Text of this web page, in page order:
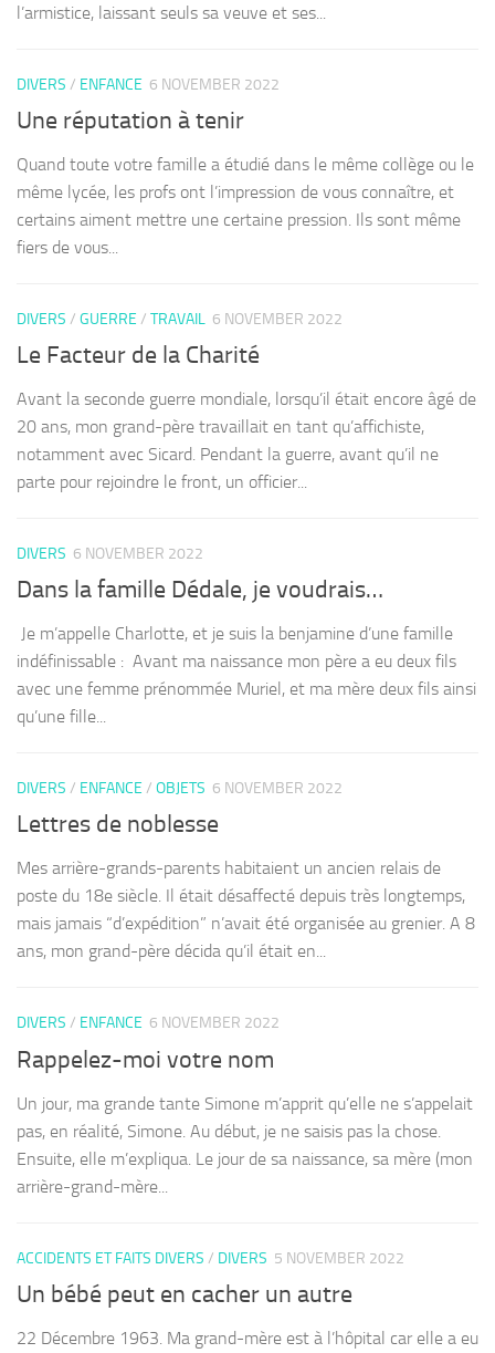
l’armistice, laissant seuls sa veuve et ses...
DIVERS / ENFANCE 6 NOVEMBER 2022
Une réputation à tenir
Quand toute votre famille a étudié dans le même collège ou le
même lycée, les profs ont l’impression de vous connaître, et
certains aiment mettre une certaine pression. Ils sont même
fiers de vous...
DIVERS / GUERRE / TRAVAIL 6 NOVEMBER 2022
Le Facteur de la Charité
Avant la seconde guerre mondiale, lorsqu’il était encore âgé de
20 ans, mon grand-père travaillait en tant qu’affichiste,
notamment avec Sicard. Pendant la guerre, avant qu’il ne
parte pour rejoindre le front, un officier...
DIVERS 6 NOVEMBER 2022
Dans la famille Dédale, je voudrais…
Je m’appelle Charlotte, et je suis la benjamine d’une famille
indéfinissable : Avant ma naissance mon père a eu deux fils
avec une femme prénommée Muriel, et ma mère deux fils ainsi
qu’une fille...
DIVERS / ENFANCE / OBJETS 6 NOVEMBER 2022
Lettres de noblesse
Mes arrière-grands-parents habitaient un ancien relais de
poste du 18e siècle. Il était désaffecté depuis très longtemps,
mais jamais “d’expédition” n’avait été organisée au grenier. A 8
ans, mon grand-père décida qu’il était en...
DIVERS / ENFANCE 6 NOVEMBER 2022
Rappelez-moi votre nom
Un jour, ma grande tante Simone m’apprit qu’elle ne s’appelait
pas, en réalité, Simone. Au début, je ne saisis pas la chose.
Ensuite, elle m’expliqua. Le jour de sa naissance, sa mère (mon
arrière-grand-mère...
ACCIDENTS ET FAITS DIVERS / DIVERS 5 NOVEMBER 2022
Un bébé peut en cacher un autre
22 Décembre 1963. Ma grand-mère est à l’hôpital car elle a eu